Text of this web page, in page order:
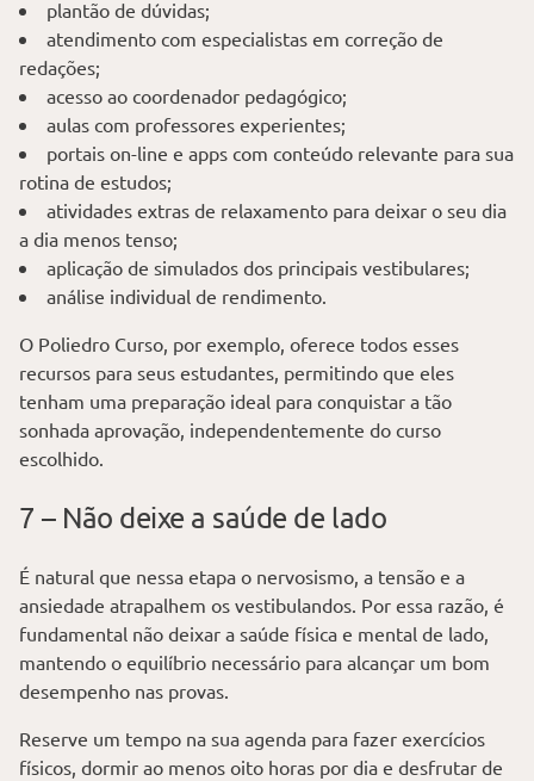
plantão de dúvidas;
atendimento com especialistas em correção de
redações;
acesso ao coordenador pedagógico;
aulas com professores experientes;
portais on-line e apps com conteúdo relevante para sua
rotina de estudos;
atividades extras de relaxamento para deixar o seu dia
a dia menos tenso;
aplicação de simulados dos principais vestibulares;
análise individual de rendimento.
O Poliedro Curso, por exemplo, oferece todos esses
recursos para seus estudantes, permitindo que eles
tenham uma preparação ideal para conquistar a tão
sonhada aprovação, independentemente do curso
escolhido.
7 – Não deixe a saúde de lado
É natural que nessa etapa o nervosismo, a tensão e a
ansiedade atrapalhem os vestibulandos. Por essa razão, é
fundamental não deixar a saúde física e mental de lado,
mantendo o equilíbrio necessário para alcançar um bom
desempenho nas provas.
Reserve um tempo na sua agenda para fazer exercícios
físicos, dormir ao menos oito horas por dia e desfrutar de